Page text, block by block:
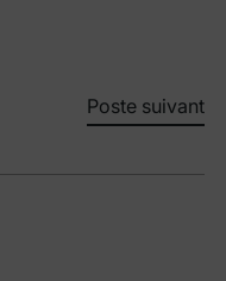
Poste suivant